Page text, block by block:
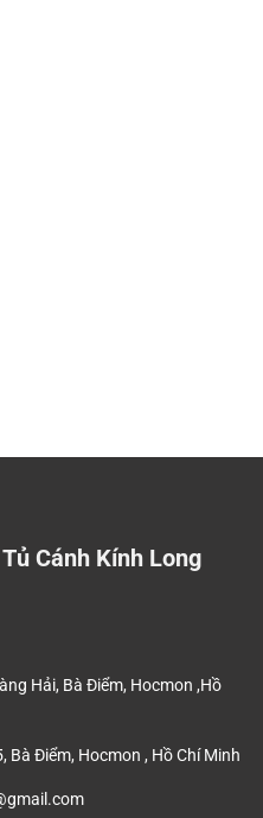
Cánh Kính Long
Hải, Bà Điểm, Hocmon ,Hồ
Bà Điểm, Hocmon , Hồ Chí Minh